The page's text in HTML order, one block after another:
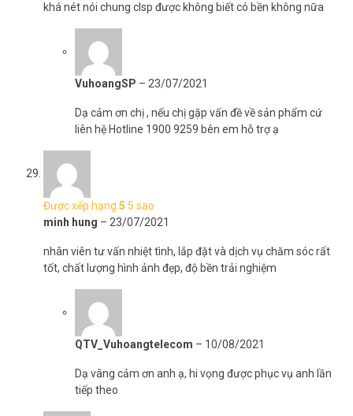
khá nét nói chung clsp được không biết có bền không nữa
VuhoangSP – 23/07/2021
Dạ cảm ơn chị , nếu chị gặp vấn đề về sản phẩm cứ
liên hệ Hotline 1900 9259 bên em hỗ trợ ạ
Được xếp hạng 5 5 sao
minh hung – 23/07/2021
nhân viên tư vấn nhiệt tình, lắp đặt và dịch vụ chăm sóc rất
tốt, chất lượng hình ảnh đẹp, độ bền trải nghiệm
QTV_Vuhoangtelecom – 10/08/2021
Dạ vâng cảm ơn anh ạ, hi vọng được phục vụ anh lần
tiếp theo